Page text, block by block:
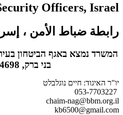
Officers, Israel
رابطة ضباط الأمن ،
בני ברק, 03-6094698
יו"ר האיגוד: חיים נוגלבלט
chaim-nag@bbm.org.il
kb6500@gmail.com